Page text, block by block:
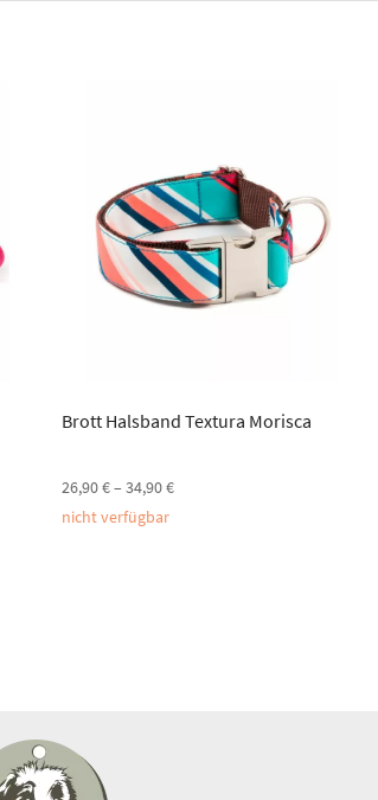
Brott Halsband Textura Morisca
26,90€– 34,90€
nicht verfügbar